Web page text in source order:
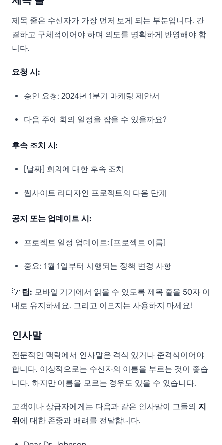
제목 줄은 수신자가 가장 먼저 보게 되는 부분입니다. 간
결하고 구체적이어야 하며 의도를 명확하게 반영해야 합
니다.
요청 시:
승인 요청: 2024년 1분기 마케팅 제안서
다음 주에 회의 일정을 잡을 수 있을까요?
후속 조치 시:
[날짜] 회의에 대한 후속 조치
웹사이트 리디자인 프로젝트의 다음 단계
공지 또는 업데이트 시:
프로젝트 일정 업데이트: [프로젝트 이름]
중요: 1월 1일부터 시행되는 정책 변경 사항
💡 팁: 모바일 기기에서 읽을 수 있도록 제목 줄을 50자 이
내로 유지하세요. 그리고 이모지는 사용하지 마세요!
인사말
전문적인 맥락에서 인사말은 격식 있거나 준격식이어야
합니다. 이상적으로는 수신자의 이름을 부르는 것이 좋습
니다. 하지만 이름을 모르는 경우도 있을 수 있습니다.
고객이나 상급자에게는 다음과 같은 인사말이 그들의 지
위에 대한 존중과 배려를 전달합니다.